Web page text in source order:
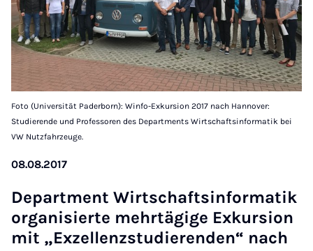
Foto (Universität Paderborn): Winfo-Exkursion 2017 nach Hannover:
Studierende und Professoren des Departments Wirtschaftsinformatik bei
VW Nutzfahrzeuge.
08.08.2017
De­part­ment Wirtschaftsin­form­atik
or­gan­is­ierte mehrtä­gige Ex­kur­sion
mit „Exzel­len­z­stud­i­er­enden“ nach